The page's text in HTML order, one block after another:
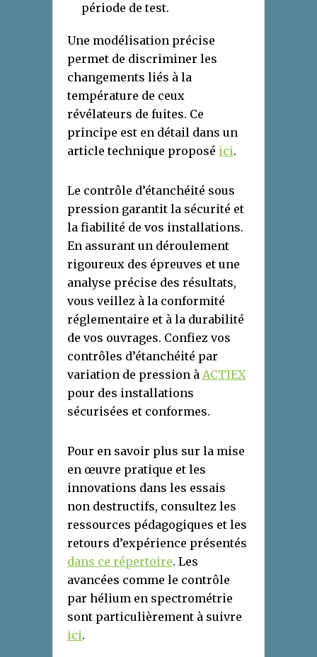
période de test.
Une modélisation précise
permet de discriminer les
changements liés à la
température de ceux
révélateurs de fuites. Ce
principe est en détail dans un
article technique proposé ici.
Le contrôle d’étanchéité sous
pression garantit la sécurité et
la fiabilité de vos installations.
En assurant un déroulement
rigoureux des épreuves et une
analyse précise des résultats,
vous veillez à la conformité
réglementaire et à la durabilité
de vos ouvrages. Confiez vos
contrôles d’étanchéité par
variation de pression à ACTIEX
pour des installations
sécurisées et conformes.
Pour en savoir plus sur la mise
en œuvre pratique et les
innovations dans les essais
non destructifs, consultez les
ressources pédagogiques et les
retours d’expérience présentés
dans ce répertoire. Les
avancées comme le contrôle
par hélium en spectrométrie
sont particulièrement à suivre
ici.